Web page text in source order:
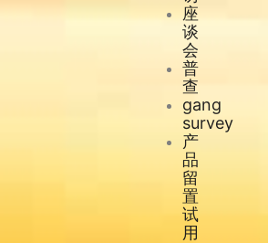
座
谈
会
普
查
gang
survey
产
品
留
置
试
用